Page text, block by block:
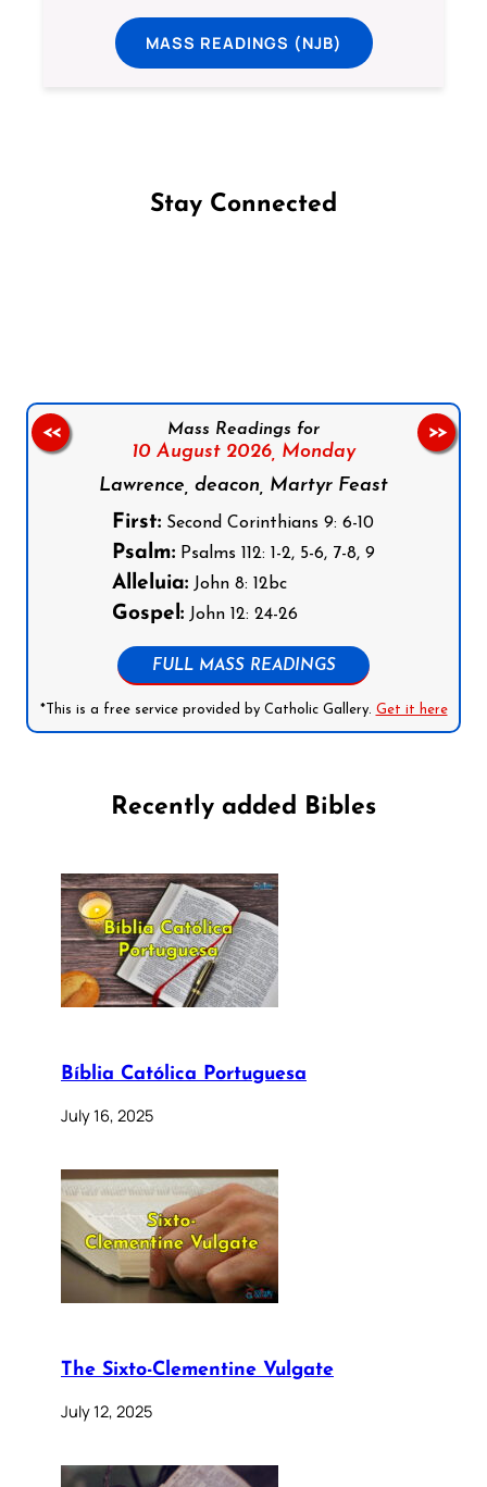
MASS READINGS (NJB)
Stay Connected
Mass Readings for
10 August 2026, Monday
Lawrence, deacon, Martyr Feast
First: Second Corinthians 9: 6-10
Psalm: Psalms 112: 1-2, 5-6, 7-8, 9
Alleluia: John 8: 12bc
Gospel: John 12: 24-26
FULL MASS READINGS
*This is a free service provided by Catholic Gallery. Get it here
<< >>
Recently added Bibles
Bíblia Católica Portuguesa
July 16, 2025
The Sixto-Clementine Vulgate
July 12, 2025